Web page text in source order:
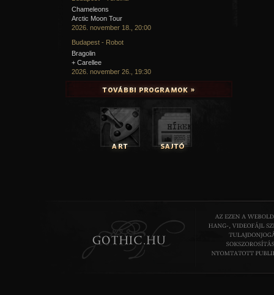
Chameleons
Arctic Moon Tour
2026. november 18., 20:00
Budapest - Robot
Bragolin
+ Carellee
2026. november 26., 19:30